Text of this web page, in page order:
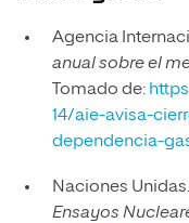
Agencia
anual sobre el
Tomado de:
14/aie-avisa-
dependencia-
Naciones Unidas.
Ensayos